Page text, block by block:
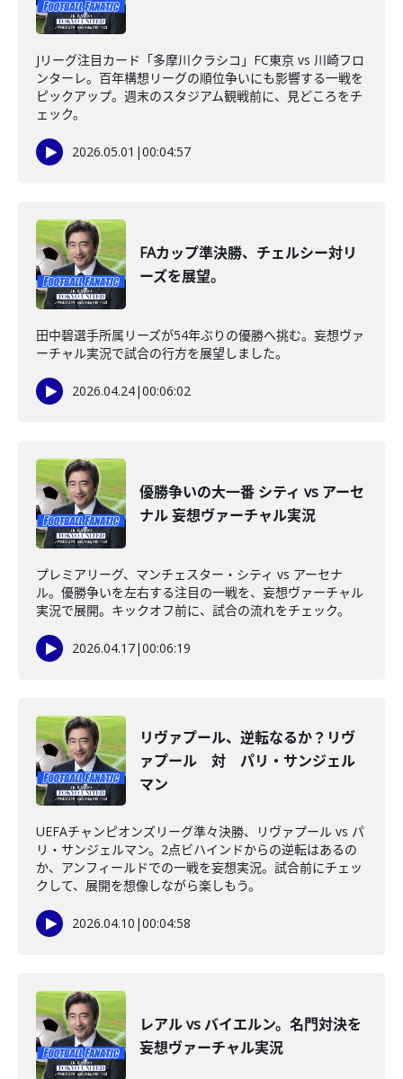
Jリーグ注目カード「多摩川クラシコ」FC東京 vs 川崎フロ
ンターレ。百年構想リーグの順位争いにも影響する一戦を
ピックアップ。週末のスタジアム観戦前に、見どころをチ
ェック。
2026.05.01 |00:04:57
FAカップ準決勝、チェルシー対リ
ーズを展望。
田中碧選手所属リーズが54年ぶりの優勝へ挑む。妄想ヴァ
ーチャル実況で試合の行方を展望しました。
2026.04.24|00:06:02
優勝争いの大一番 シティ vs アーセ
ナル 妄想ヴァーチャル実況
プレミアリーグ、マンチェスター・シティ vs アーセナ
ル。優勝争いを左右する注目の一戦を、妄想ヴァーチャル
実況で展開。キックオフ前に、試合の流れをチェック。
2026.04.17|00:06:19
リヴァプール、逆転なるか？リヴ
ァプール 対 パリ・サンジェル
マン
UEFAチャンピオンズリーグ準々決勝、リヴァプール vs パ
リ・サンジェルマン。2点ビハインドからの逆転はあるの
か、アンフィールドでの一戦を妄想実況。試合前にチェッ
クして、展開を想像しながら楽しもう。
2026.04.10 |00:04:58
レアル vs バイエルン。名門対決を
妄想ヴァーチャル実況